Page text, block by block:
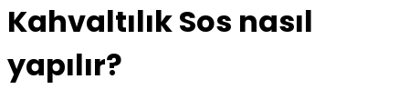
Kahvaltılık Sos nasıl
yapılır?